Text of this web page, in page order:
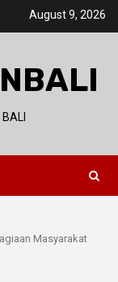
August 9, 2026
Masyarakat